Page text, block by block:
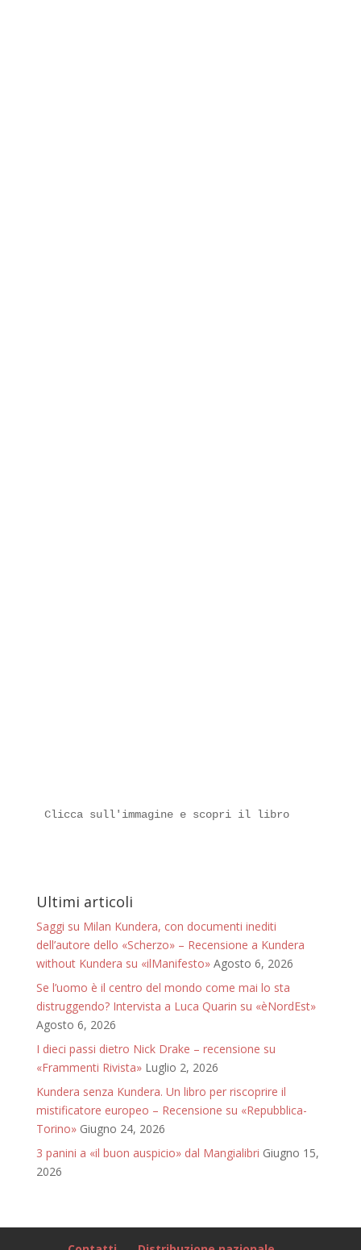
Clicca sull'immagine e scopri il libro
Ultimi articoli
Saggi su Milan Kundera, con documenti inediti
dell’autore dello «Scherzo» – Recensione a Kundera
without Kundera su «ilManifesto» Agosto 6, 2026
Se l’uomo è il centro del mondo come mai lo sta
distruggendo? Intervista a Luca Quarin su «èNordEst»
Agosto 6, 2026
I dieci passi dietro Nick Drake – recensione su
«Frammenti Rivista» Luglio 2, 2026
Kundera senza Kundera. Un libro per riscoprire il
mistificatore europeo – Recensione su «Repubblica-
Torino» Giugno 24, 2026
3 panini a «il buon auspicio» dal Mangialibri Giugno 15,
2026